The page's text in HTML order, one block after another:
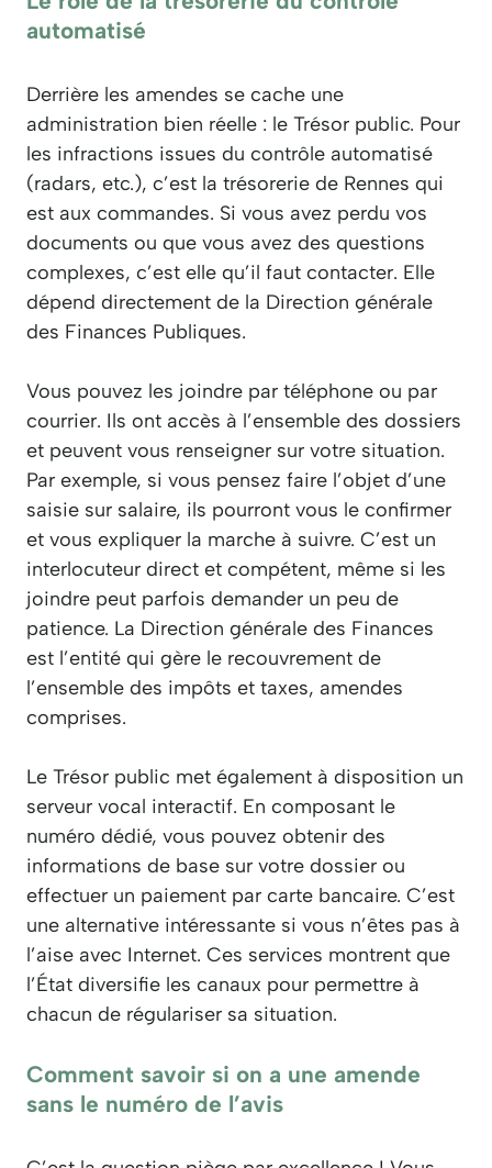
automatisé
Derrière les amendes se cache une
administration bien réelle : le Trésor public. Pour
les infractions issues du contrôle automatisé
(radars, etc.), c’est la trésorerie de Rennes qui
est aux commandes. Si vous avez perdu vos
documents ou que vous avez des questions
complexes, c’est elle qu’il faut contacter. Elle
dépend directement de la Direction générale
des Finances Publiques.
Vous pouvez les joindre par téléphone ou par
courrier. Ils ont accès à l’ensemble des dossiers
et peuvent vous renseigner sur votre situation.
Par exemple, si vous pensez faire l’objet d’une
saisie sur salaire, ils pourront vous le confirmer
et vous expliquer la marche à suivre. C’est un
interlocuteur direct et compétent, même si les
joindre peut parfois demander un peu de
patience. La Direction générale des Finances
est l’entité qui gère le recouvrement de
l’ensemble des impôts et taxes, amendes
comprises.
Le Trésor public met également à disposition un
serveur vocal interactif. En composant le
numéro dédié, vous pouvez obtenir des
informations de base sur votre dossier ou
effectuer un paiement par carte bancaire. C’est
une alternative intéressante si vous n’êtes pas à
l’aise avec Internet. Ces services montrent que
l’État diversifie les canaux pour permettre à
chacun de régulariser sa situation.
Comment savoir si on a une amende
sans le numéro de l’avis